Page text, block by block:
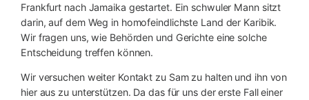
Frankfurt nach Jamaika gestartet. Ein schwuler Mann sitzt
darin, auf dem Weg in homofeindlichste Land der Karibik.
Wir fragen uns, wie Behörden und Gerichte eine solche
Entscheidung treffen können.
Wir versuchen weiter Kontakt zu Sam zu halten und ihn von
hier aus zu unterstützen. Da das für uns der erste Fall einer